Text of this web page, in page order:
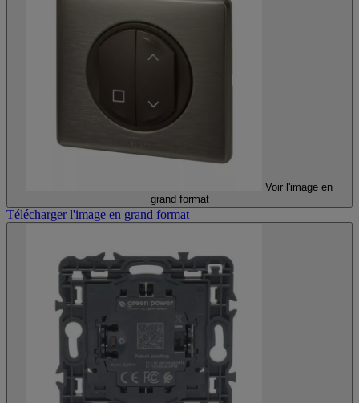
Voir l'image en
grand format
Télécharger l'image en grand format